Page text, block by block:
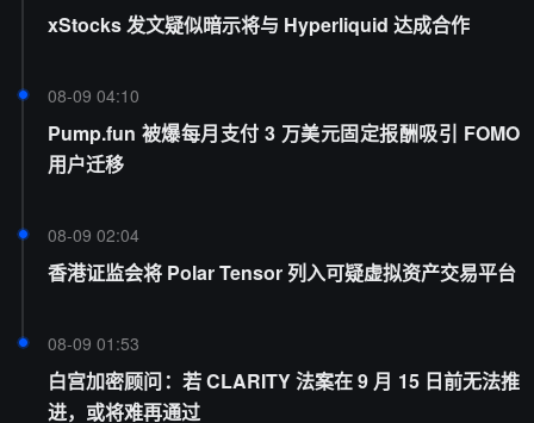
xStocks 发文疑似暗示将与 Hyperliquid 达成合作
08-09 04:10
Pump.fun 被爆每月支付 3 万美元固定报酬吸引 FOMO
用户迁移
08-09 02:04
香港证监会将 Polar Tensor 列入可疑虚拟资产交易平台
08-09 01:53
白宫加密顾问：若 CLARITY 法案在 9 月 15 日前无法推
进，或将难再通过